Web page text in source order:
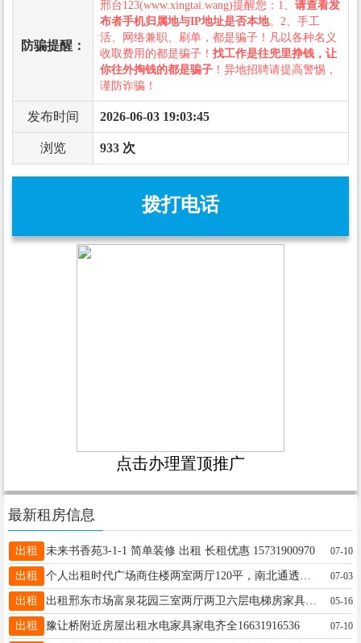
防骗提醒：
邢台123(www.xingtai.wang)提醒您：1、 请查看发
布者手机归属地与IP地址是否本地。2、手工
活、网络兼职、刷单，都是骗子！凡以各种名义
收取费用的都是骗子！ 找工作是往兜里挣钱，让
你往外掏钱的都是骗子 ！异地招聘请提高警惕，
谨防诈骗！
发布时间 2026-06-03 19:03:45
浏览 933 次
拨打电话
点击办理置顶推广
最新租房信息
出租 未来书香苑3-1-1 简单装修 出租 长租优惠 15731900970 07-10
出租 07-03
出租 出租邢东市场富泉花园三室两厅两卫六层电梯房家具齐全有意联系13623195878 05-16
出租 豫让桥附近房屋出租水电家具家电齐全16631916536 07-10